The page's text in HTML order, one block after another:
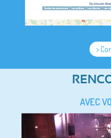
>
AVEC